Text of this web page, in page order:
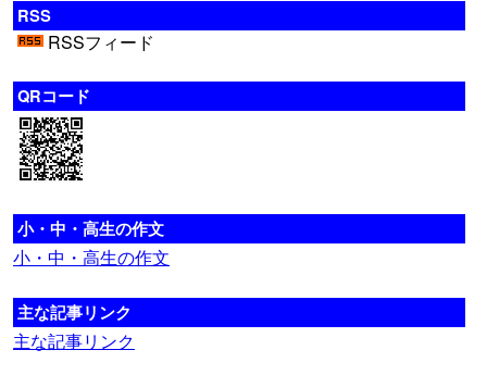
RSS
RSSフィード
QRコード
小・中・高生の作文
小・中・高生の作文
主な記事リンク
主な記事リンク